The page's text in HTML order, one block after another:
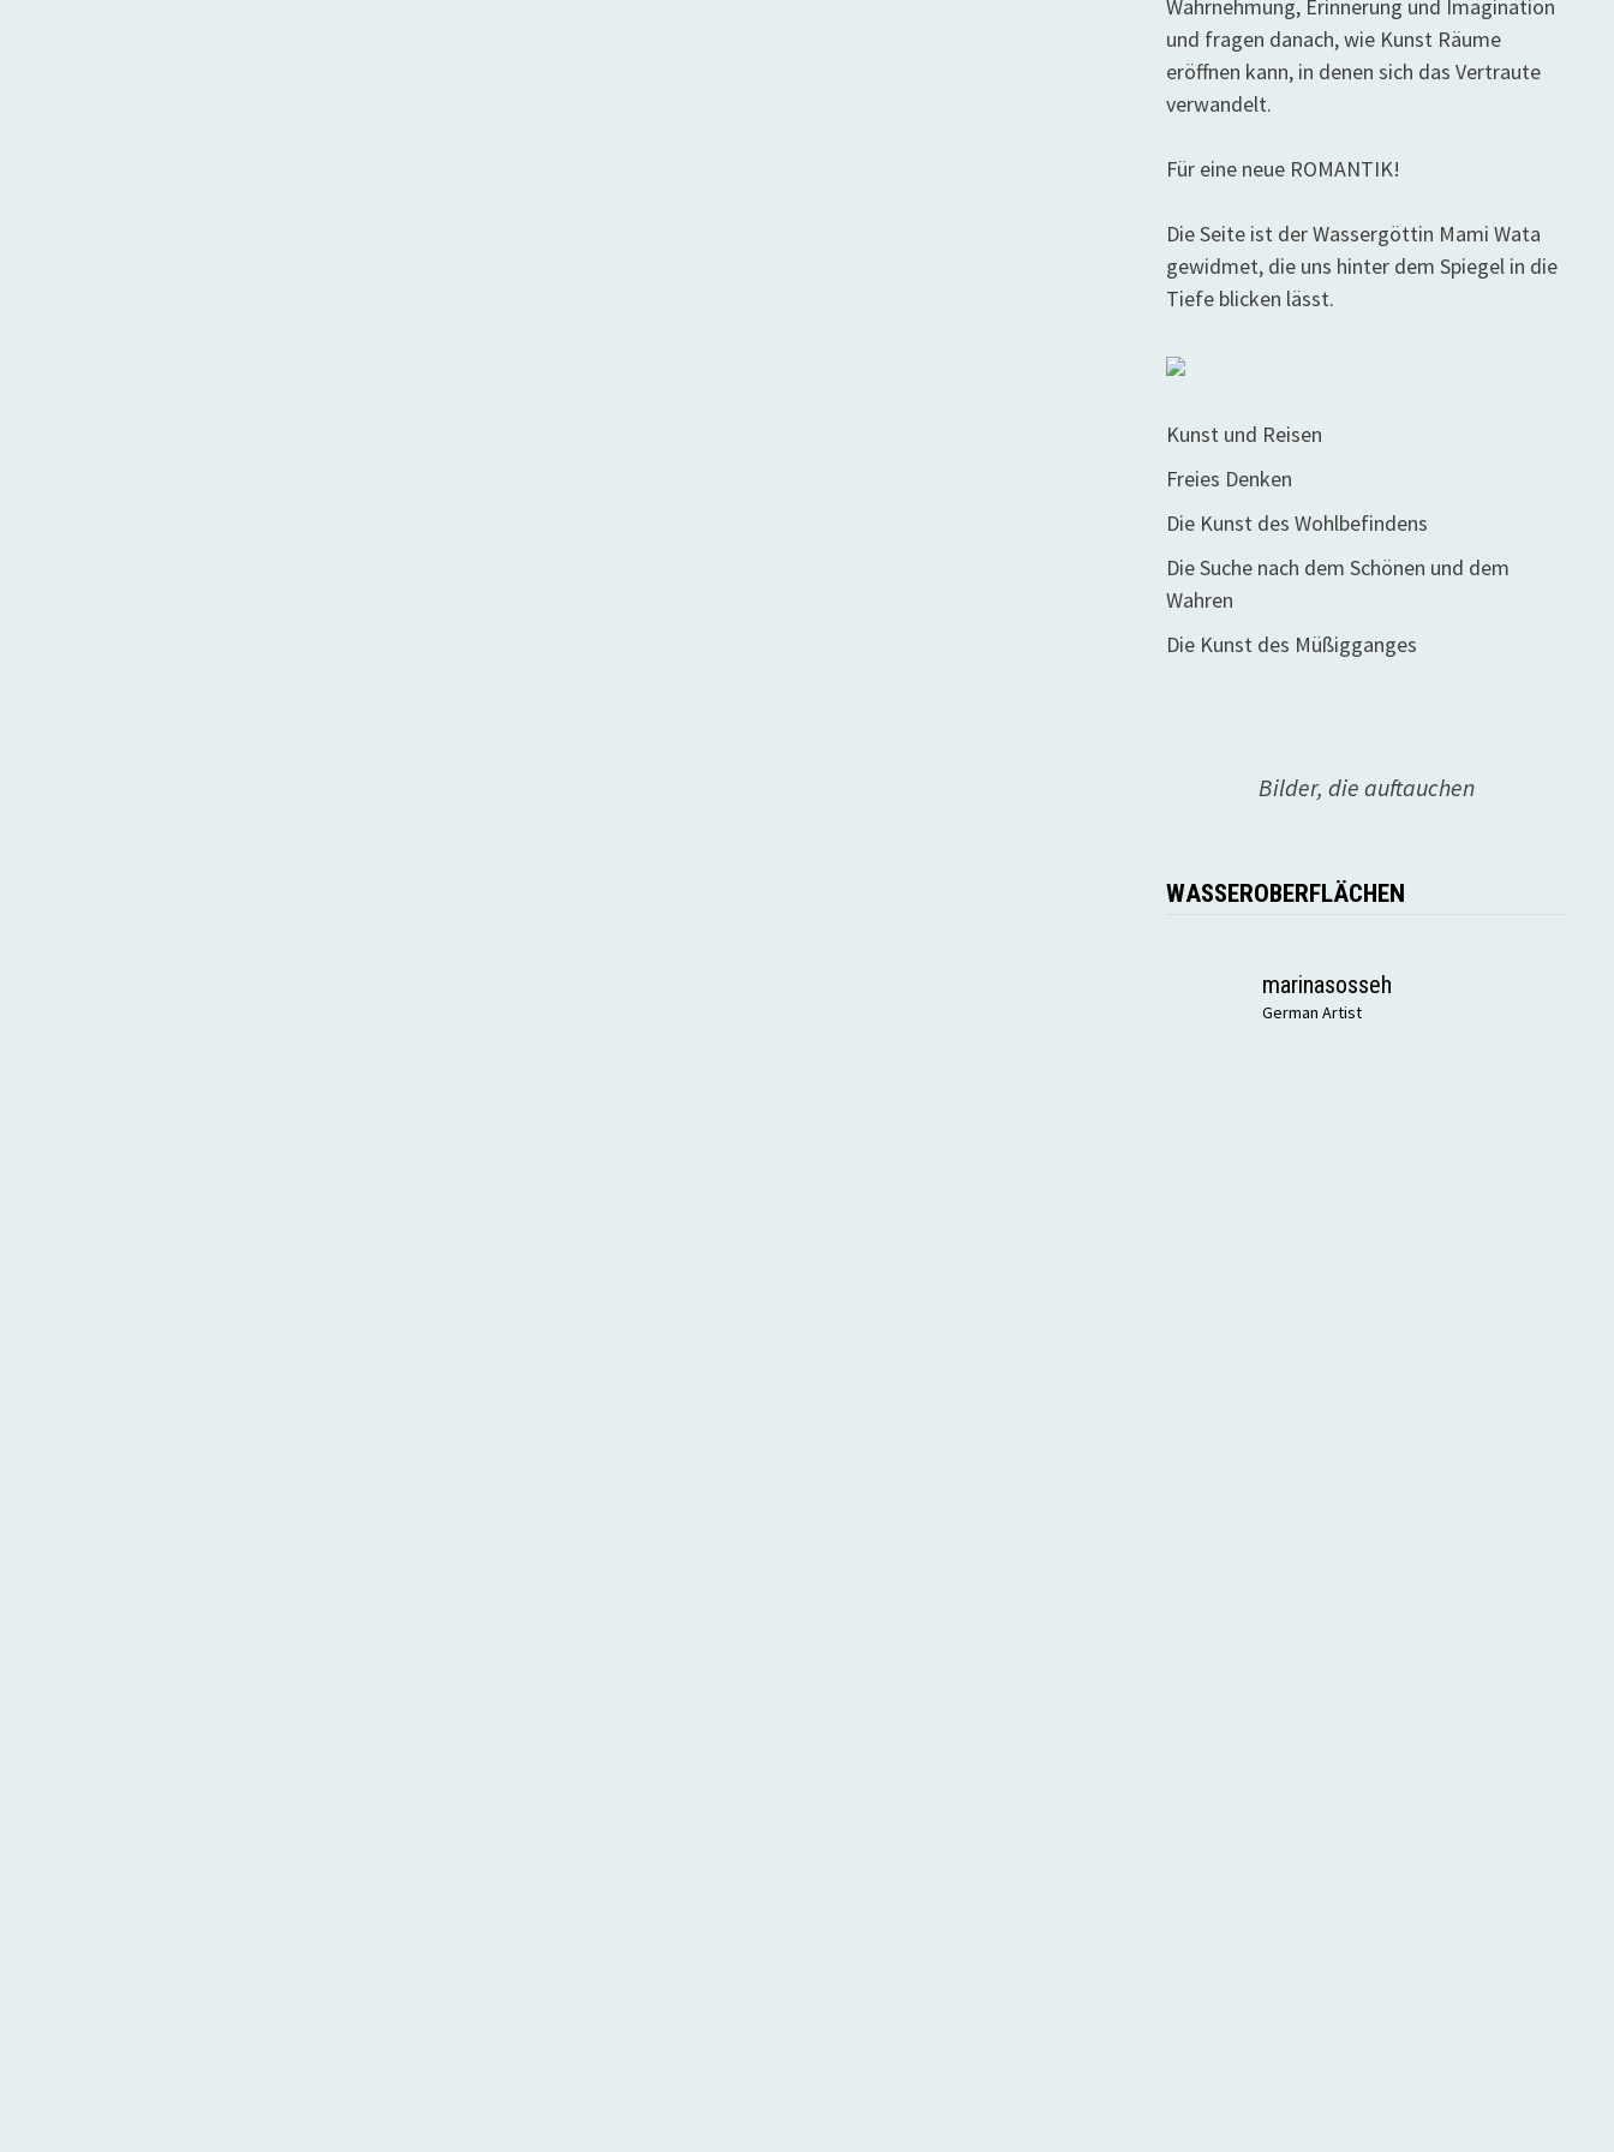
Wahrnehmung, Erinnerung und Imagination
und fragen danach, wie Kunst Räume
eröffnen kann, in denen sich das Vertraute
verwandelt.
Für eine neue ROMANTIK!
Die Seite ist der Wassergöttin Mami Wata
gewidmet, die uns hinter dem Spiegel in die
Tiefe blicken lässt.
Kunst und Reisen
Freies Denken
Die Kunst des Wohlbefindens
Die Suche nach dem Schönen und dem
Wahren
Die Kunst des Müßigganges
Bilder, die auftauchen
WASSEROBERFLÄCHEN
marinasosseh
German Artist